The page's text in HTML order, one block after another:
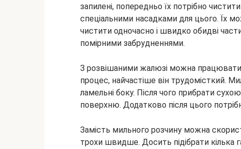
запилені, попередньо їх потрібно
спеціальними насадками для цього. Їх
чистити одночасно і швидко обидві
помірними забрудненнями.
З розвішаними жалюзі можна
процес, найчастіше він трудомісткий.
ламельні боку. Після чого прибрати
поверхню. Додатково після цього
Замість мильного розчину можна
трохи швидше. Досить підібрати кілька